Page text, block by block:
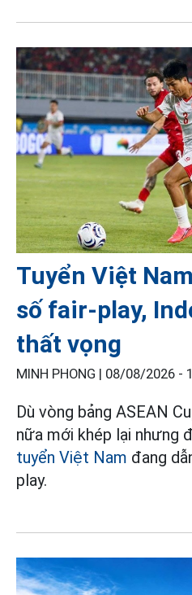
Tuyển Việt
số fair-play,
thất vọng
MINH PHONG | 08/08/2026 -
Dù vòng bảng ASEAN
nữa mới khép lại nhưng
tuyển Việt Nam đang
play.